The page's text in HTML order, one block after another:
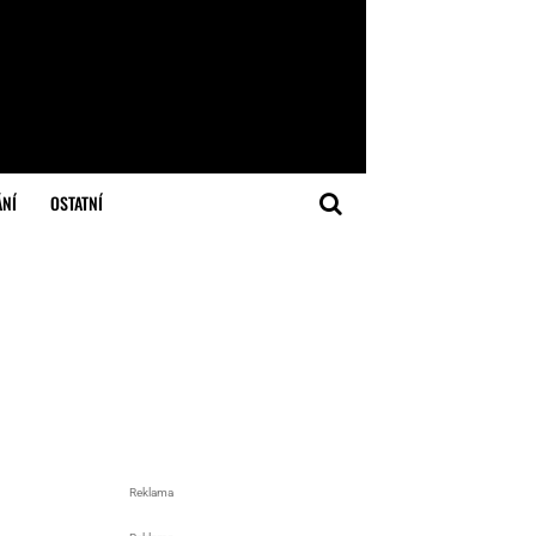
OSTATNÍ
Reklama